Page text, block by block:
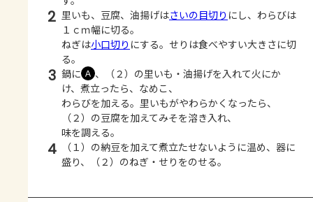
2 里いも、豆腐、油揚げはさいの目切り にし、わらびは
１ｃｍ幅に切る。
ねぎは小口切り にする。せりは食べやすい大きさに切
る。
3 鍋に Ａ 、（２）の里いも・油揚げを入れて火にか
け、煮立ったら、なめこ、
わらびを加える。里いもがやわらかくなったら、
（２）の豆腐を加えてみそを溶き入れ、
味を調える。
4
（１）の納豆を加えて煮立たせないように温め、器に
盛り、（２）のねぎ・せりをのせる。